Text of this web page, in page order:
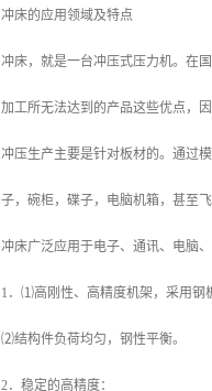
冲床的应用领域及特点
冲床，就是一台冲压式压力机。在
加工所无法达到的产品这些优点，
冲压生产主要是针对板材的。通过
子，碗柜，碟子，电脑机箱，甚至
冲床广泛应用于电子、通讯、电脑
1．⑴高刚性、高精度机架，采用钢
⑵结构件负荷均匀，钢性平衡。
2．稳定的高精度：